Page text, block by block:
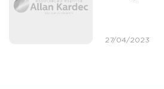
27/04/2023